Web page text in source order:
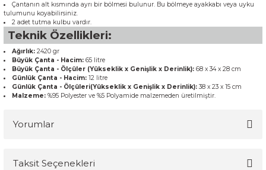
Çantanın alt kısmında ayrı bir bölmesi bulunur. Bu bölmeye ayakkabı veya uyku
tulumunu koyabilirsiniz.
2 adet tutma kulbu vardır.
Teknik Özellikleri:
Ağırlık: 2420 gr
Büyük Çanta - Hacim:65 litre
Büyük Çanta - Ölçüler (Yükseklik x Genişlik x Derinlik): 68 x 34 x 28 cm
Günlük Çanta - Hacim: 12 litre
Günlük Çanta - Ölçüleri(Yükseklik x Genişlik x Derinlik):38 x 23 x 15 cm
Malzeme: %95 Polyester ve %5 Polyamide malzemeden üretilmiştir.
Yorumlar
Taksit Seçenekleri